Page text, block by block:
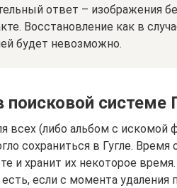
ответ – изображения
Восстановление как в
будет невозможно.
системе
всех (либо альбом с искомой
сохраниться в Гугле. Время
и хранит их некоторое
если с момента удаления